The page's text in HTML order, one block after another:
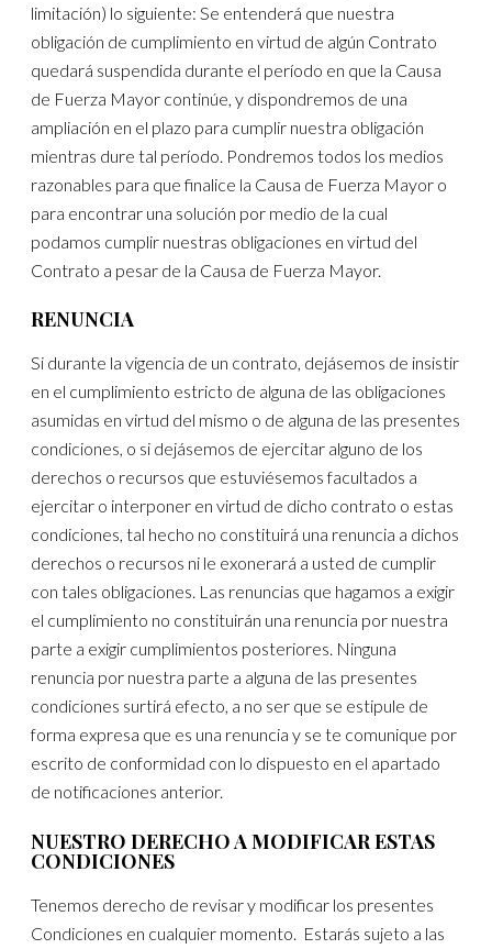
limitación) lo siguiente: Se entenderá que nuestra
obligación de cumplimiento en virtud de algún Contrato
quedará suspendida durante el período en que la Causa
de Fuerza Mayor continúe, y dispondremos de una
ampliación en el plazo para cumplir nuestra obligación
mientras dure tal período. Pondremos todos los medios
razonables para que finalice la Causa de Fuerza Mayor o
para encontrar una solución por medio de la cual
podamos cumplir nuestras obligaciones en virtud del
Contrato a pesar de la Causa de Fuerza Mayor.
RENUNCIA
Si durante la vigencia de un contrato, dejásemos de insistir
en el cumplimiento estricto de alguna de las obligaciones
asumidas en virtud del mismo o de alguna de las presentes
condiciones, o si dejásemos de ejercitar alguno de los
derechos o recursos que estuviésemos facultados a
ejercitar o interponer en virtud de dicho contrato o estas
condiciones, tal hecho no constituirá una renuncia a dichos
derechos o recursos ni le exonerará a usted de cumplir
con tales obligaciones. Las renuncias que hagamos a exigir
el cumplimiento no constituirán una renuncia por nuestra
parte a exigir cumplimientos posteriores. Ninguna
renuncia por nuestra parte a alguna de las presentes
condiciones surtirá efecto, a no ser que se estipule de
forma expresa que es una renuncia y se te comunique por
escrito de conformidad con lo dispuesto en el apartado
de notificaciones anterior.
NUESTRO DERECHO A MODIFICAR ESTAS
CONDICIONES
Tenemos derecho de revisar y modificar los presentes
Condiciones en cualquier momento. Estarás sujeto a las